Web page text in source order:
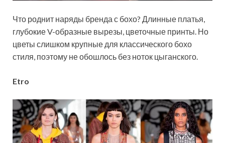
Что роднит наряды бренда с бохо? Длинные платья,
глубокие V-образные вырезы, цветочные принты. Но
цветы слишком крупные для классического бохо
стиля, поэтому не обошлось без ноток цыганского.
Etro